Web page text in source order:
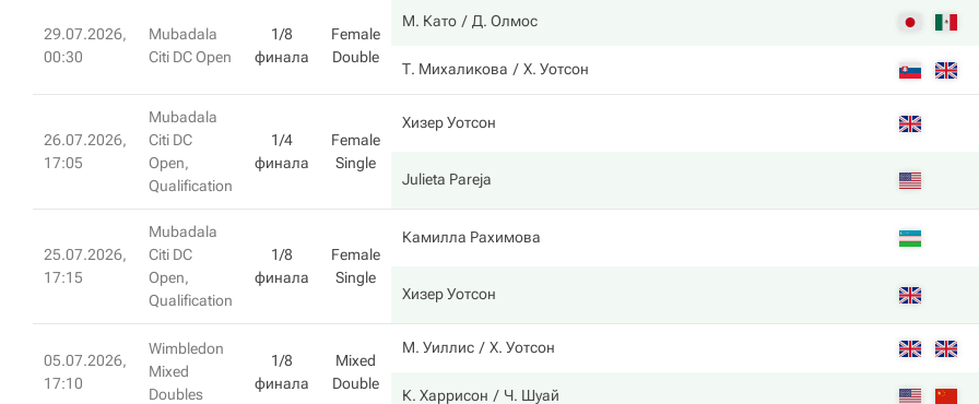
29.07.2026,
00:30
Mubadala
Citi DC Open
1/8
финала
Female
Double
М. Като Д. Олмос
Т. Михаликова Х. Уотсон
26.07.2026,
17:05
Mubadala
Citi DC
Open,
Qualification
1/4
финала
Female
Single
Хизер Уотсон
Julieta Pareja
25.07.2026,
17:15
Mubadala
Citi DC
Open,
Qualification
1/8
финала
Female
Single
Камилла Рахимова
Хизер Уотсон
05.07.2026,
17:10
Wimbledon
Mixed
Doubles
1/8
финала
Mixed
Double
М. Уиллис Х. Уотсон
К. Харрисон Ч. Шуай